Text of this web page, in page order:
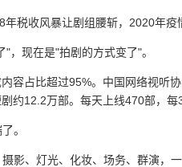
税收风暴让剧组腰斩，2020年
，现在是"拍剧的方式变了"。
容占比超过95%。中国网络视听
约12.2万部。每天上线470部，
。
影、灯光、化妆、场务、群演，